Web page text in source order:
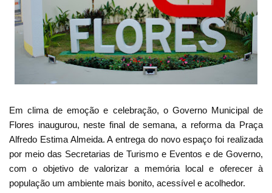
Em clima de emoção e celebração, o Governo Municipal de
Flores inaugurou, neste final de semana, a reforma da Praça
Alfredo Estima Almeida. A entrega do novo espaço foi realizada
por meio das Secretarias de Turismo e Eventos e de Governo,
com o objetivo de valorizar a memória local e oferecer à
população um ambiente mais bonito, acessível e acolhedor.